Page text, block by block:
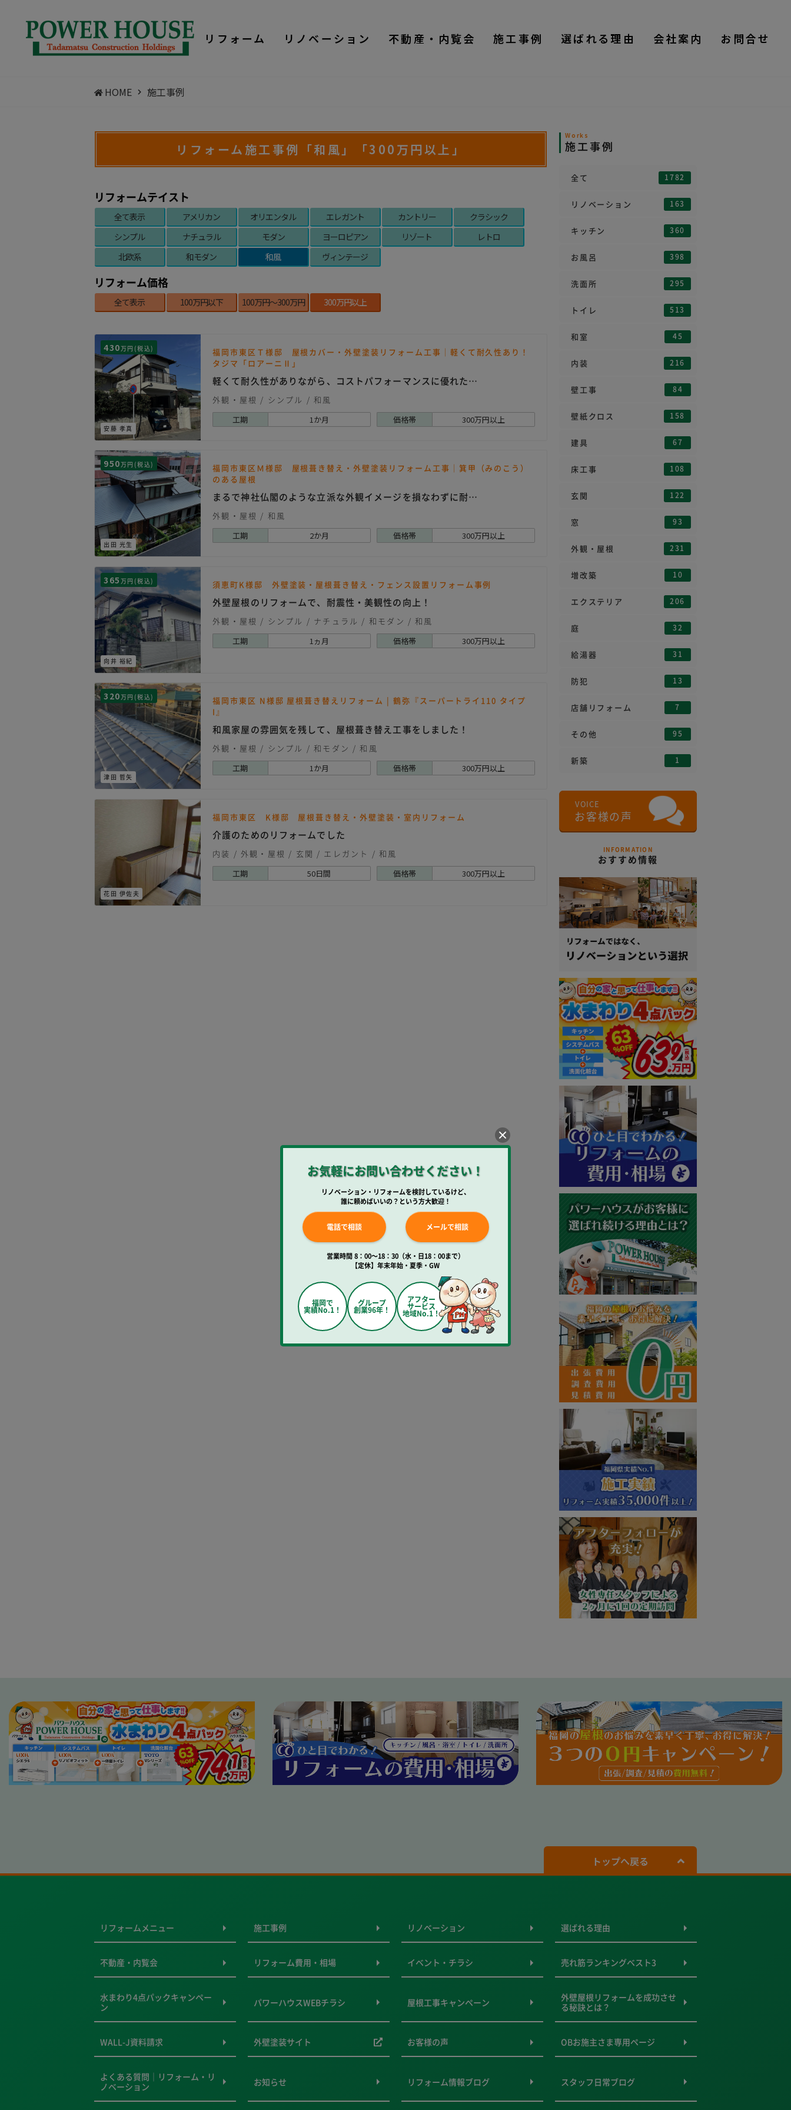
リフォーム リノベーション 不動産・内覧会 施工事例 選ばれる理由 会社案内 お問合せ
HOME 施工事例
リフォーム施工事例「和風」「300万円以上」
リフォームテイスト
全て表示 アメリカン オリエンタル エレガント カントリー
クラシック
シンプル
ナチュラル モダン ヨーロピアン リゾート
レトロ
北欧系
和モダン 和風 ヴィンテージ
リフォーム価格
全て表示 100万円以下 100万円～300万円 300万円以上
430万円(税込)
安藤 孝真
福岡市東区Ｔ様邸 屋根カバー・外壁塗装リフォーム工事｜軽くて耐久性あり！
タジマ「ロアーニⅡ」
軽くて耐久性がありながら、コストパフォーマンスに優れた…
外観・屋根 シンプル
和風
工期
1か月 価格帯 300万円以上
950万円(税込)
出田 光生
福岡市東区Ｍ様邸 屋根葺き替え・外壁塗装リフォーム工事｜箕甲（みのこう）
のある屋根
まるで神社仏閣のような立派な外観イメージを損なわずに耐…
外観・屋根
和風
工期
2か月 価格帯 300万円以上
365 万円(税込)
向井 裕紀
須恵町K様邸 外壁塗装・屋根葺き替え・フェンス設置リフォーム事例
外壁屋根のリフォームで、耐震性・美観性の向上！
外観・屋根 シンプル ナチュラル 和モダン
和風
工期
1ヵ月 価格帯 300万円以上
320万円(税込)
津田 哲矢
福岡市東区 N様邸 屋根葺き替えリフォーム | 鶴弥『スーパートライ110 タイプ
I』
和風家屋の雰囲気を残して、屋根葺き替え工事をしました！
外観・屋根 シンプル 和モダン
和風
工期
1か月 価格帯 300万円以上
花田 伊佐夫
福岡市東区 K様邸 屋根葺き替え・外壁塗装・室内リフォーム
介護のためのリフォームでした
内装 外観・屋根 玄関 エレガント
和風
工期
50日間 価格帯 300万円以上
Works
施工事例
全て 1782
リノベーション 163
キッチン 360
お風呂 398
洗面所 295
トイレ 513
和室 45
内装 216
壁工事 84
壁紙クロス 158
建具 67
床工事 108
玄関 122
窓 93
外観・屋根 231
増改築 10
エクステリア 206
庭 32
給湯器 31
防犯 13
店舗リフォーム 7
その他 95
新築 1
INFORMATION
おすすめ情報
リフォームメニュー 施工事例 リノベーション 選ばれる理由
不動産・内覧会 リフォーム費用・相場 イベント・チラシ 売れ筋ランキングベスト3
水まわり4点パックキャンペー
ン
パワーハウスWEBチラシ 屋根工事キャンペーン
外壁屋根リフォームを成功させ
る秘訣とは？
WALL-J資料請求 外壁塗装サイト お客様の声 OBお施主さま専用ページ
よくある質問｜リフォーム・リ
ノベーション
お知らせ リフォーム情報ブログ スタッフ日常ブログ
トップへ戻る
お気軽にお問い合わせください！
リノベーション・リフォームを検討しているけど、
誰に頼めばいいの？という方大歓迎！
電話で相談 メールで相談
営業時間 8：00～18：30（水・日18：00まで）
【定休】年末年始・夏季・GW
福岡で
実績No.1！
グループ
創業96年！
アフター
サービス
地域No.1！